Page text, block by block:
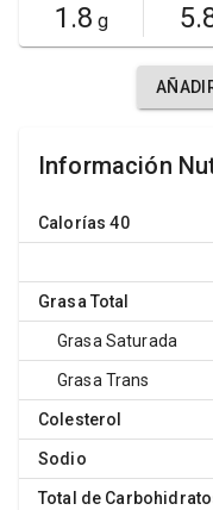
1.8 g
Información
Calorías 40
Grasa Total
Grasa Saturada
Grasa Trans
Colesterol
Sodio
Total de